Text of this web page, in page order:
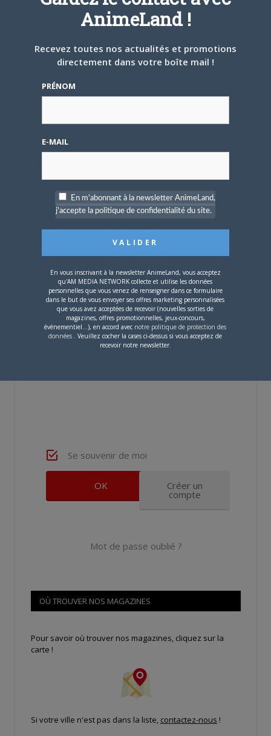
mettre pas mal de sous de côtés car
Sur Prochaines sorties DÉCLIC COLLECTION
Oui mais ils auront sûrement d'autre
SurCODE : BREAKER sur Wakanim
Voir plus de commentaires
Se souvenir de moi
Créer un
compte
Mot de passe oublié ?
OÙ TROUVER NOS MAGAZINES
Pour savoir où trouver nos magazines, cliquez sur la
carte !
Si votre ville n'est pas dans la liste, contactez-nous !
AnimeLand !
Recevez toutes nos actualités et promotions
directement dans votre boîte mail !
PRÉNOM
E-MAIL
En m'abonnant à la newsletter AnimeLand,
j'accepte la politique de confidentialité du site.
En vous inscrivant à la newsletter AnimeLand, vous acceptez
qu'AM MEDIA NETWORK collecte et utilise les données
personnelles que vous venez de renseigner dans ce formulaire
dans le but de vous envoyer ses offres marketing personnalisées
que vous avez acceptées de recevoir (nouvelles sorties de
magazines, offres promotionnelles, jeux-concours,
événementiel...), en accord avec notre politique de protection des
données . Veuillez cocher la cases ci-dessus si vous acceptez de
recevoir notre newsletter.